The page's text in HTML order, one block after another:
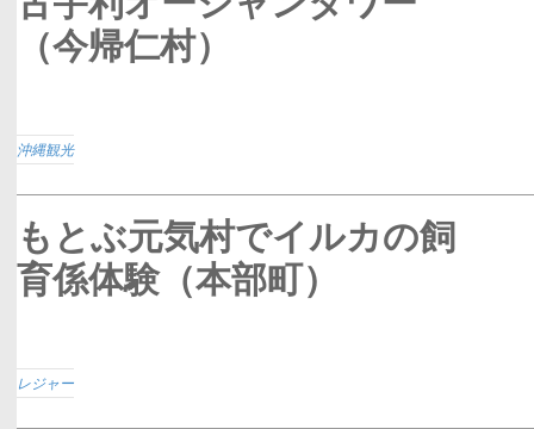
（今帰仁村）
沖縄観光
もとぶ元気村でイルカの飼
育係体験（本部町）
レジャー